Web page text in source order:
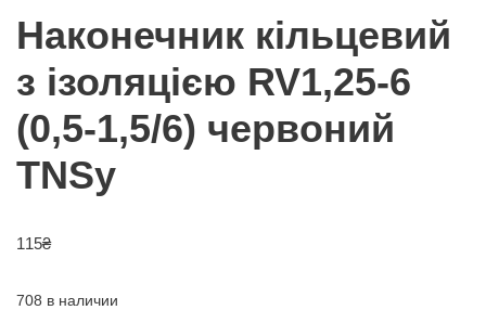
Наконечник кільцевий
з ізоляцією RV1,25-6
(0,5-1,5/6) червоний
TNSy
115₴
708 в наличии